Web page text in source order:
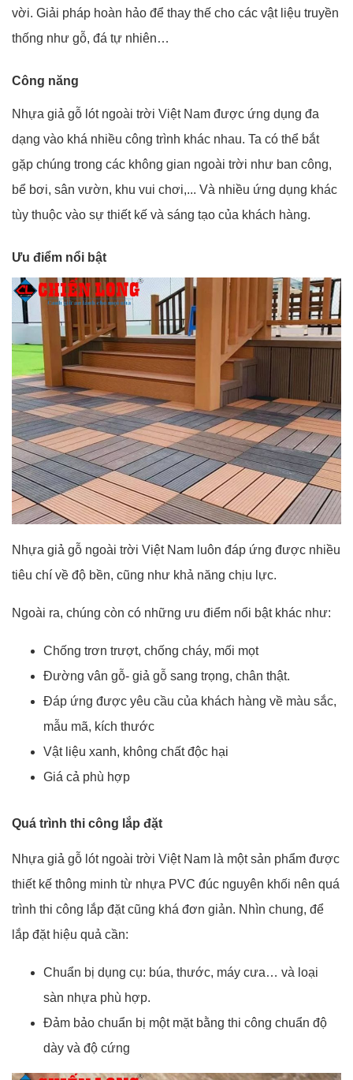
vời. Giải pháp hoàn hảo để thay thế cho các vật liệu truyền
thống như gỗ, đá tự nhiên…
Công năng
Nhựa giả gỗ lót ngoài trời Việt Nam được ứng dụng đa
dạng vào khá nhiều công trình khác nhau. Ta có thể bắt
gặp chúng trong các không gian ngoài trời như ban công,
bể bơi, sân vườn, khu vui chơi,... Và nhiều ứng dụng khác
tùy thuộc vào sự thiết kế và sáng tạo của khách hàng.
Ưu điểm nổi bật
Nhựa giả gỗ ngoài trời Việt Nam luôn đáp ứng được nhiều
tiêu chí về độ bền, cũng như khả năng chịu lực.
Ngoài ra, chúng còn có những ưu điểm nổi bật khác như:
Chống trơn trượt, chống cháy, mối mọt
Đường vân gỗ- giả gỗ sang trọng, chân thật.
Đáp ứng được yêu cầu của khách hàng về màu sắc,
mẫu mã, kích thước
Vật liệu xanh, không chất độc hại
Giá cả phù hợp
Quá trình thi công lắp đặt
Nhựa giả gỗ lót ngoài trời Việt Nam là một sản phẩm được
thiết kế thông minh từ nhựa PVC đúc nguyên khối nên quá
trình thi công lắp đặt cũng khá đơn giản. Nhìn chung, để
lắp đặt hiệu quả cần:
Chuẩn bị dụng cụ: búa, thước, máy cưa… và loại
sàn nhựa phù hợp.
Đảm bảo chuẩn bị một mặt bằng thi công chuẩn độ
dày và độ cứng